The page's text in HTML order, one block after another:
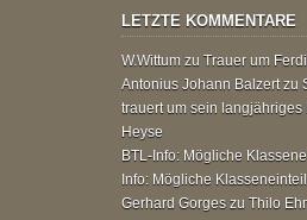
LETZTE KOMMENTARE
W.Wittum zu Trauer um
Antonius Johann Balzertzu
trauert um sein langjähriges
Heyse
BTL-Info: Mögliche
Info: Mögliche
Gerhard Gorges zu Thilo